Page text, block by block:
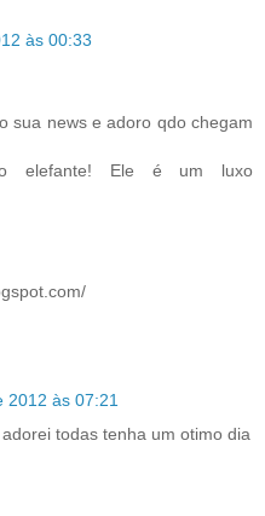
às 00:33
sua news e adoro qdo chegam
elefante! Ele é um luxo
2012 às 07:21
todas tenha um otimo dia